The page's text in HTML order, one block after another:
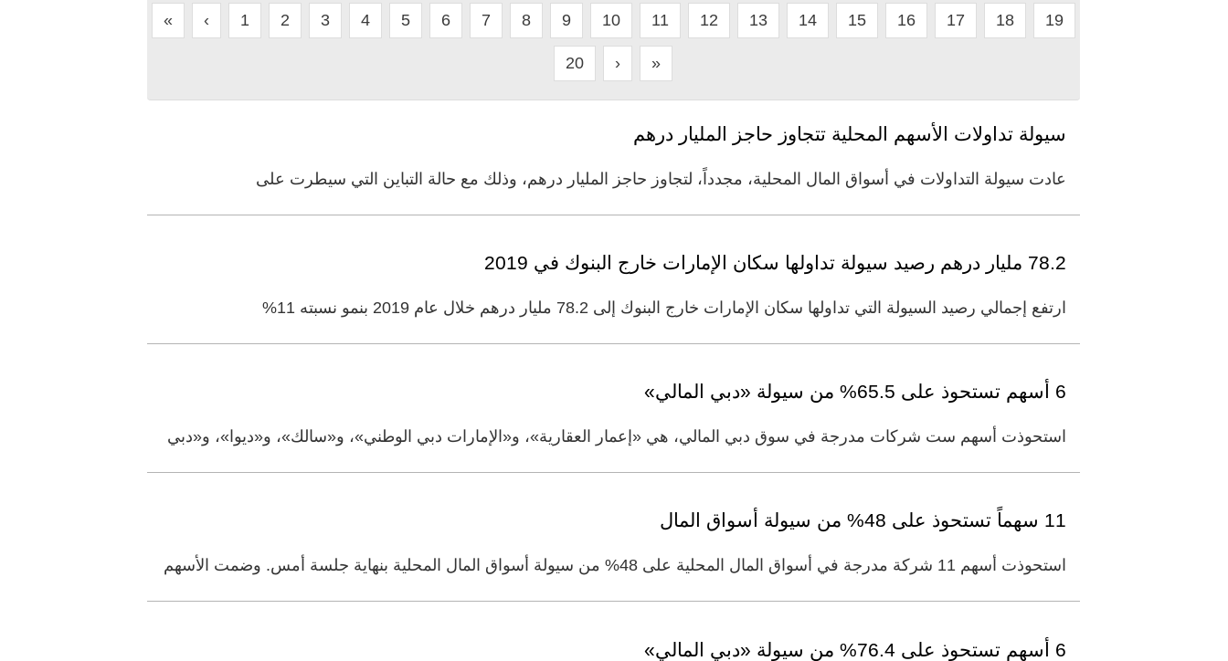
« ‹ 1 2 3 4 5 6 7 8 9 10 11 12 13 14 15 16 17 18 19
20 › »
سيولة تداولات الأسهم المحلية تتجاوز حاجز المليار درهم
عادت سيولة التداولات في أسواق المال المحلية، مجدداً، لتجاوز حاجز المليار درهم، وذلك مع حالة التباين التي سيطرت على
78.2 مليار درهم رصيد سيولة تداولها سكان الإمارات خارج البنوك في 2019
ارتفع إجمالي رصيد السيولة التي تداولها سكان الإمارات خارج البنوك إلى 78.2 مليار درهم خلال عام 2019 بنمو نسبته 11%
6 أسهم تستحوذ على 65.5% من سيولة «دبي المالي»
استحوذت أسهم ست شركات مدرجة في سوق دبي المالي، هي «إعمار العقارية»، و«الإمارات دبي الوطني»، و«سالك»، و«ديوا»، و«دبي
11 سهماً تستحوذ على 48% من سيولة أسواق المال
استحوذت أسهم 11 شركة مدرجة في أسواق المال المحلية على 48% من سيولة أسواق المال المحلية بنهاية جلسة أمس. وضمت الأسهم
6 أسهم تستحوذ على 76.4% من سيولة «دبي المالي»